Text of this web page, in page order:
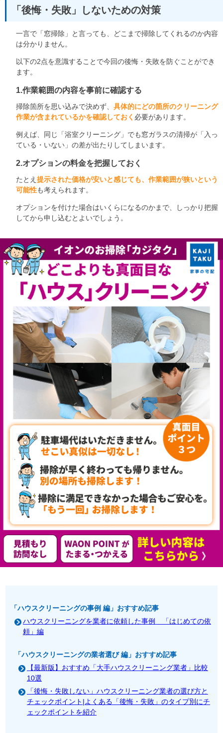
「後悔・失敗」しないための対策
一言で「窓掃除」と言っても、どこまで掃除してくれるのか内容
は分かりません。
以下の2点を意識することで今回の後悔・失敗を防ぐことができ
ます。
1.作業範囲の内容を事前に確認する
掃除箇所を思い込みで決めず、 具体的にどの箇所のクリーニング
作業が含まれているかを確認しておく 必要があります。
例えば、同じ「浴室クリーニング」でも窓ガラスの清掃が「入っ
ている・いない」の差が出たりしてしまいます。
2.オプションの料金を把握しておく
たとえ 提示された価格が安いと感じても、作業範囲が狭いという
可能性も考えられます。
オプションを付けた場合はいくらになるのかまで、しっかり把握
してから申し込むとよいでしょう。
「ハウスクリーニングの事例 編」おすすめ記事
ハウスクリーニングを業者に依頼した事例 「はじめての依
頼」編
「ハウスクリーニングの業者選び 編」おすすめ記事
【最新版】おすすめ「大手ハウスクリーニング業者」比較
10選
「後悔・失敗しない」ハウスクリーニング業者の選び方と
チェックポイント|よくある「後悔・失敗」のタイプ別にチ
ェックポイントを紹介